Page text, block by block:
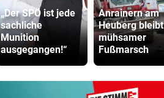
„Der SPÖ ist jede
sachliche
Munition
ausgegangen!“
Anrainern am
Heuberg
mühsamer
Fußmarsch